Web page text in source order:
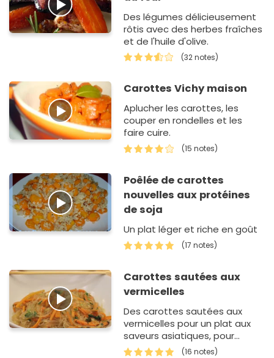
Des légumes délicieusement
rôtis avec des herbes fraîches
et de l'huile d'olive.
(32 notes)
Carottes Vichy maison
Aplucher les carottes, les
couper en rondelles et les
faire cuire.
(15 notes)
Poêlée de carottes
nouvelles aux protéines
de soja
Un plat léger et riche en goût
(17 notes)
Carottes sautées aux
vermicelles
Des carottes sautées aux
vermicelles pour un plat aux
saveurs asiatiques, pour
régaler petits et grands.
(16 notes)